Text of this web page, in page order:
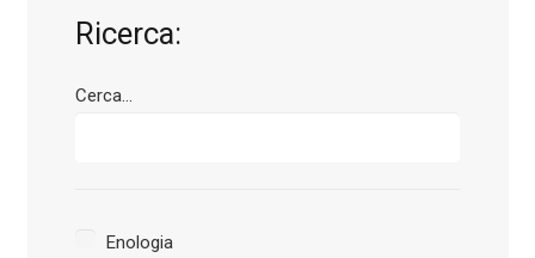
Ricerca:
Cerca...
Enologia